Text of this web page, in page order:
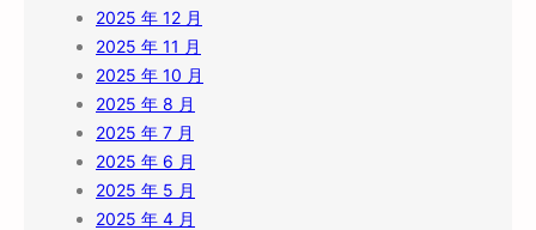
2025 年 12 月
2025 年 11 月
2025 年 10 月
2025 年 8 月
2025 年 7 月
2025 年 6 月
2025 年 5 月
2025 年 4 月